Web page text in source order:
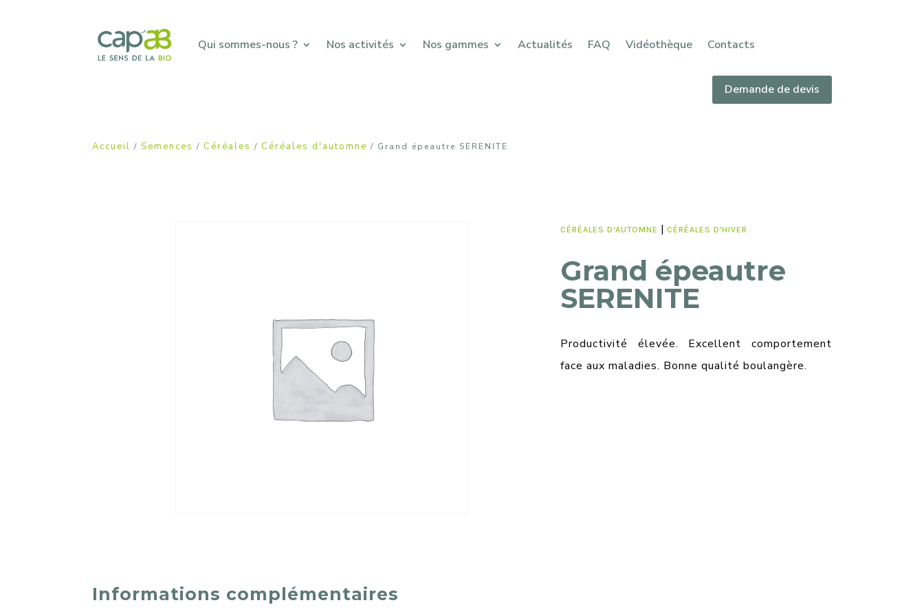
Qui sommes-nous ? Nos activités Nos gammes Actualités FAQ Vidéothèque Contacts
Demande de devis
Accueil /Semences / Céréales / Céréales d'automne / Grand épeautre SERENITE
CÉRÉALES D'AUTOMNE | CÉRÉALES D'HIVER
Grand épeautre
SERENITE
Productivité élevée. Excellent comportement
face aux maladies. Bonne qualité boulangère.
Informations complémentaires